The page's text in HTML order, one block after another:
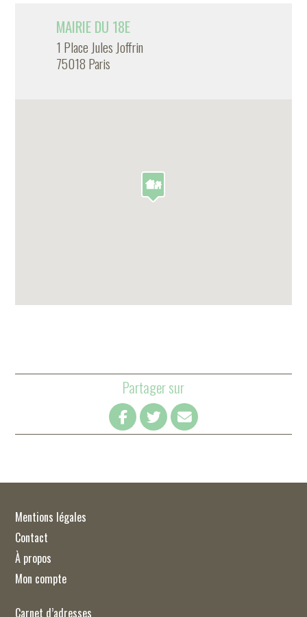
MAIRIE DU 18E
1 Place Jules Joffrin
75018 Paris
Partager sur
Mentions légales
Contact
À propos
Mon compte
Carnet d’adresses